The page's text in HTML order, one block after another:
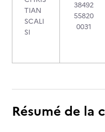
TIAN
SCALI
SI
38492
55820
0031
Résumé de la